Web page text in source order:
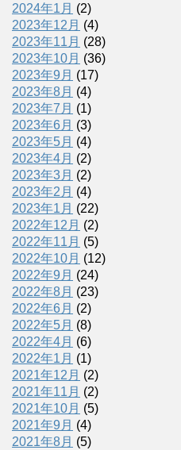
2024年1月 (2)
2023年12月 (4)
2023年11月 (28)
2023年10月 (36)
2023年9月 (17)
2023年8月 (4)
2023年7月 (1)
2023年6月 (3)
2023年5月 (4)
2023年4月 (2)
2023年3月 (2)
2023年2月 (4)
2023年1月 (22)
2022年12月 (2)
2022年11月 (5)
2022年10月 (12)
2022年9月 (24)
2022年8月 (23)
2022年6月 (2)
2022年5月 (8)
2022年4月 (6)
2022年1月 (1)
2021年12月 (2)
2021年11月 (2)
2021年10月 (5)
2021年9月 (4)
2021年8月 (5)